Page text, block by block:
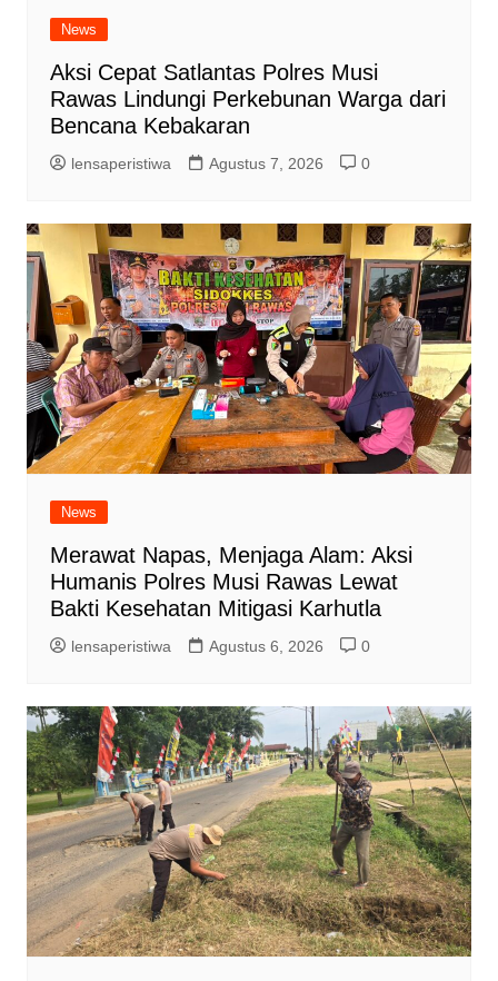
News
Aksi Cepat Satlantas Polres Musi
Rawas Lindungi Perkebunan Warga dari
Bencana Kebakaran
lensaperistiwa Agustus 7, 2026 0
News
Merawat Napas, Menjaga Alam: Aksi
Humanis Polres Musi Rawas Lewat
Bakti Kesehatan Mitigasi Karhutla
lensaperistiwa Agustus 6, 2026 0